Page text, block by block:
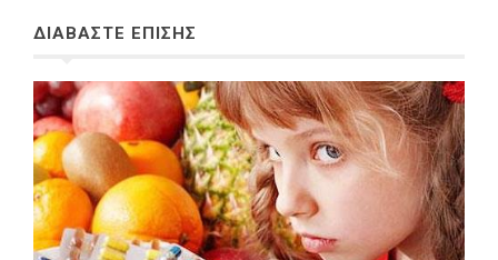
ΔΙΑΒΑΣΤΕ ΕΠΙΣΗΣ